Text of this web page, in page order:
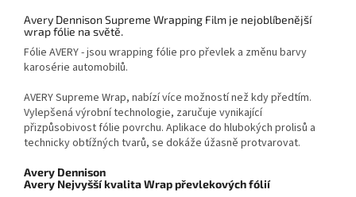
Avery Dennison Supreme Wrapping Film je nejoblíbenější
wrap fólie na světě.
Fólie AVERY - jsou wrapping fólie pro převlek a změnu barvy
karosérie automobilů.
AVERY Supreme Wrap, nabízí více možností než kdy předtím.
Vylepšená výrobní technologie, zaručuje vynikající
přizpůsobivost fólie povrchu. Aplikace do hlubokých prolisů a
technicky obtížných tvarů, se dokáže úžasně protvarovat.
Avery Dennison
Avery Nejvyšší kvalita Wrap převlekových fólií